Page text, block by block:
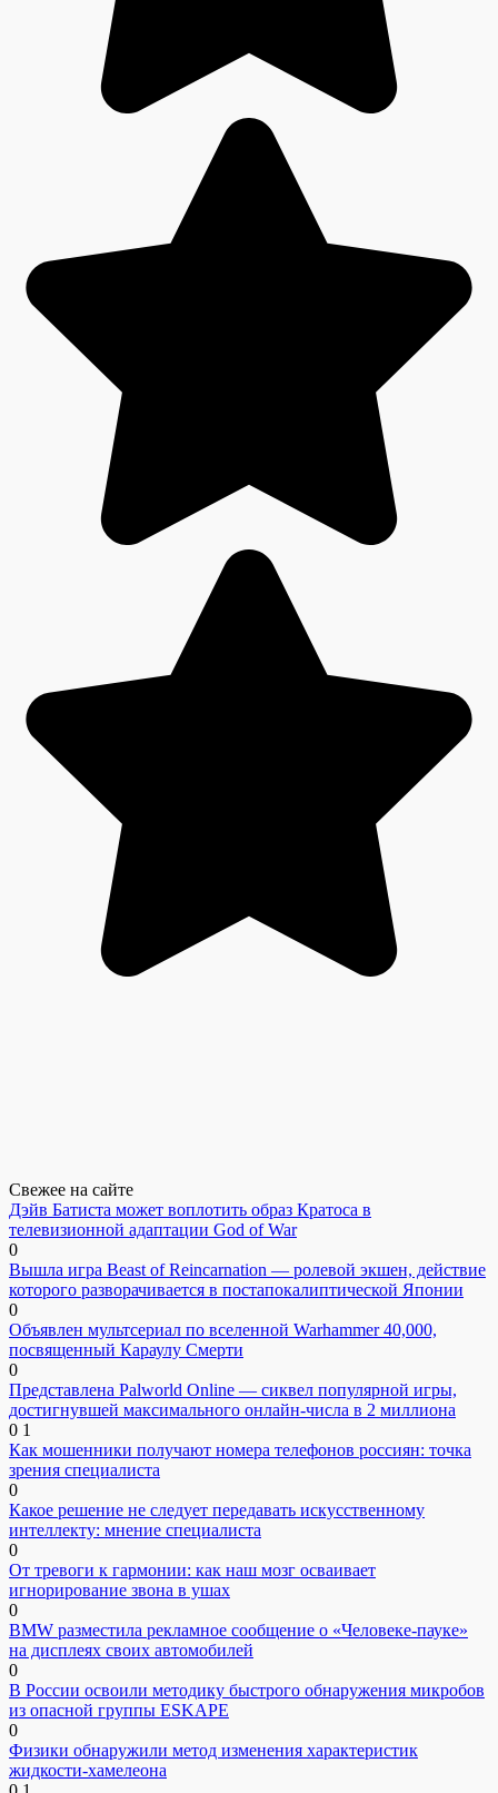
Свежее на сайте
Дэйв Батиста может воплотить образ Кратоса в
телевизионной адаптации God of War
0
Вышла игра Beast of Reincarnation — ролевой экшен, действие
которого разворачивается в постапокалиптической Японии
0
Объявлен мультсериал по вселенной Warhammer 40,000,
посвященный Караулу Смерти
0
Представлена Palworld Online — сиквел популярной игры,
достигнувшей максимального онлайн-числа в 2 миллиона
0 1
Как мошенники получают номера телефонов россиян: точка
зрения специалиста
0
Какое решение не следует передавать искусственному
интеллекту: мнение специалиста
0
От тревоги к гармонии: как наш мозг осваивает
игнорирование звона в ушах
0
BMW разместила рекламное сообщение о «Человеке-пауке»
на дисплеях своих автомобилей
0
В России освоили методику быстрого обнаружения микробов
из опасной группы ESKAPE
0
Физики обнаружили метод изменения характеристик
жидкости-хамелеона